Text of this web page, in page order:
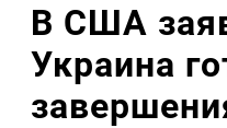
В США
Украина